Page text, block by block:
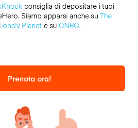
consiglia di depositare i tuoi
Siamo apparsi anche su The
Lonely Planete su CNBC.
Prenota ora!